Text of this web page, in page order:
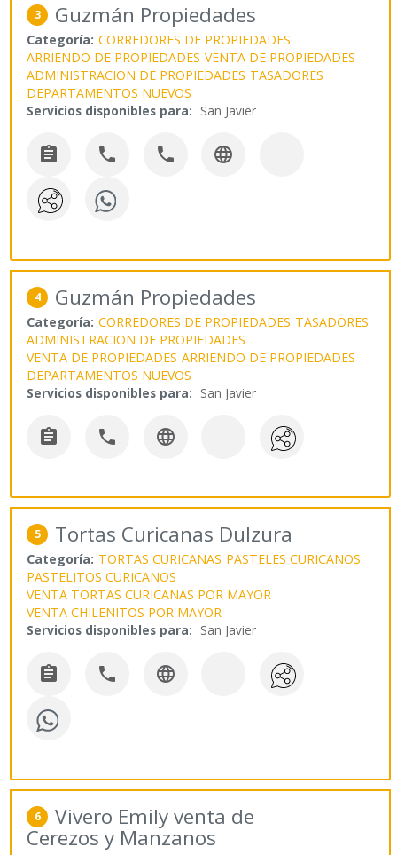
3 Guzmán Propiedades
Categoría: CORREDORES DE PROPIEDADES
ARRIENDO DE PROPIEDADES VENTA DE PROPIEDADES
ADMINISTRACION DE PROPIEDADES TASADORES
DEPARTAMENTOS NUEVOS
Servicios disponibles para: San Javier
   
4 Guzmán Propiedades
Categoría: CORREDORES DE PROPIEDADES TASADORES
ADMINISTRACION DE PROPIEDADES
VENTA DE PROPIEDADES ARRIENDO DE PROPIEDADES
DEPARTAMENTOS NUEVOS
Servicios disponibles para: San Javier
  
5 Tortas Curicanas Dulzura
Categoría: TORTAS CURICANAS PASTELES CURICANOS
PASTELITOS CURICANOS
VENTA TORTAS CURICANAS POR MAYOR
VENTA CHILENITOS POR MAYOR
Servicios disponibles para: San Javier
  
6 Vivero Emily venta de
Cerezos y Manzanos